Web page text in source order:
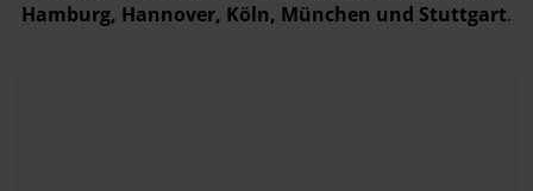
Hamburg, Hannover, Köln, München und Stuttgart.